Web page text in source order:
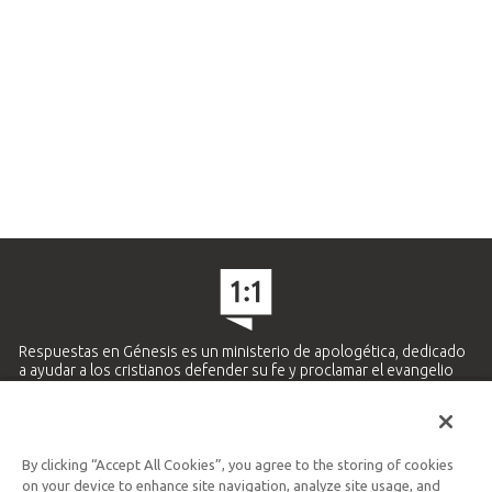
Respuestas en Génesis es un ministerio de apologética, dedicado
a ayudar a los cristianos defender su fe y proclamar el evangelio
Ministerio Hispano y Latinoamericano
By clicking “Accept All Cookies”, you agree to the storing of cookies
on your device to enhance site navigation, analyze site usage, and